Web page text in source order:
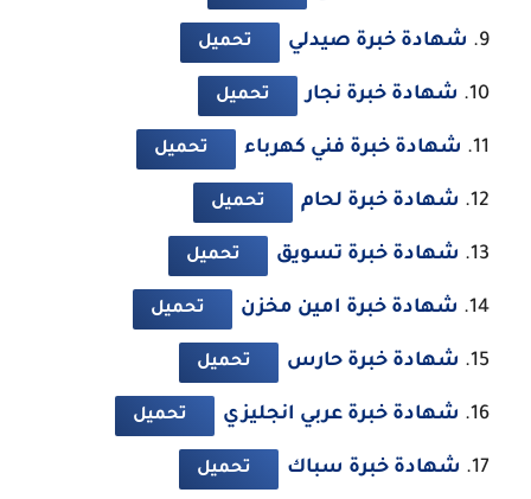
شهادة خبرة صيدلي تحميل
شهادة خبرة نجار تحميل
شهادة خبرة فني كهرباء تحميل
شهادة خبرة لحام تحميل
شهادة خبرة تسويق تحميل
شهادة خبرة امين مخزن تحميل
شهادة خبرة حارس تحميل
شهادة خبرة عربي انجليزي تحميل
شهادة خبرة سباك تحميل